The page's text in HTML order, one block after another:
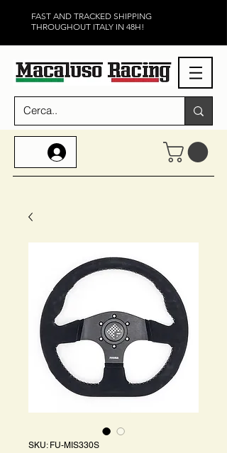
FAST AND TRACKED SHIPPING
THROUGHOUT ITALY IN 48H!
SKU: FU-MIS330S